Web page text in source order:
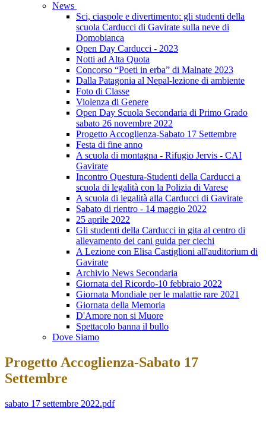
News
Sci, ciaspole e divertimento: gli studenti della
scuola Carducci di Gavirate sulla neve di
Domobianca
Open Day Carducci - 2023
Notti ad Alta Quota
Concorso “Poeti in erba” di Malnate 2023
Dalla Patagonia al Nepal-lezione di ambiente
Foto di Classe
Violenza di Genere
Open Day Scuola Secondaria di Primo Grado
sabato 26 novembre 2022
Progetto Accoglienza-Sabato 17 Settembre
Festa di fine anno
A scuola di montagna - Rifugio Jervis - CAI
Gavirate
Incontro Questura-Studenti della Carducci a
scuola di legalità con la Polizia di Varese
A scuola di legalità alla Carducci di Gavirate
Sabato di rientro - 14 maggio 2022
25 aprile 2022
Gli studenti della Carducci in gita al centro di
allevamento dei cani guida per ciechi
A Lezione con Elisa Castiglioni all'auditorium di
Gavirate
Archivio News Secondaria
Giornata del Ricordo-10 febbraio 2022
Giornata Mondiale per le malattie rare 2021
Giornata della Memoria
D'Amore non si Muore
Spettacolo banna il bullo
Dove Siamo
Progetto Accoglienza-Sabato 17
Settembre
sabato 17 settembre 2022.pdf